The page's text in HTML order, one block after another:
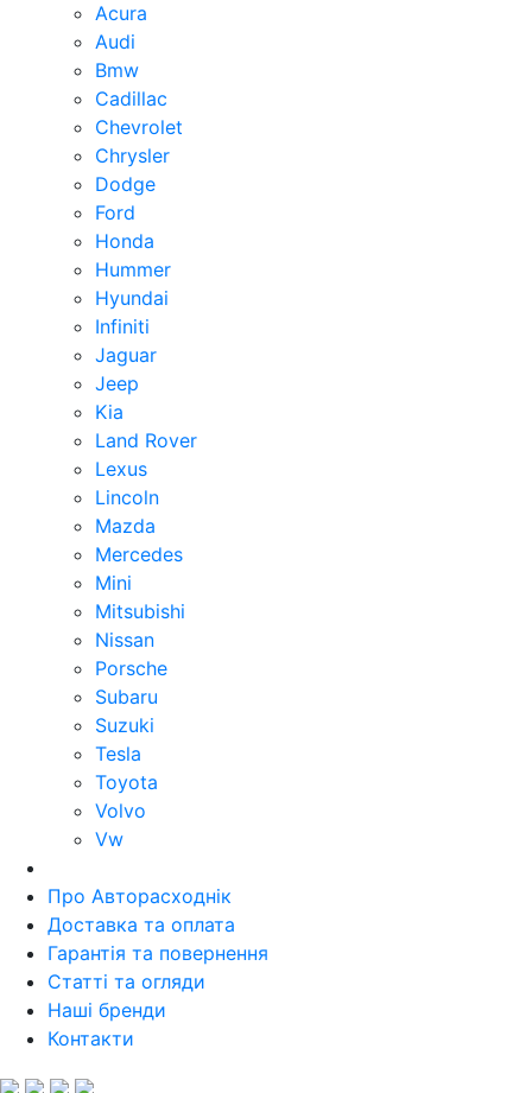
Acura
Audi
Bmw
Cadillac
Chevrolet
Chrysler
Dodge
Ford
Honda
Hummer
Hyundai
Infiniti
Jaguar
Jeep
Kia
Land Rover
Lexus
Lincoln
Mazda
Mercedes
Mini
Mitsubishi
Nissan
Porsche
Subaru
Suzuki
Tesla
Toyota
Volvo
Vw
Про Авторасходнік
Доставка та оплата
Гарантія та повернення
Статті та огляди
Наші бренди
Контакти